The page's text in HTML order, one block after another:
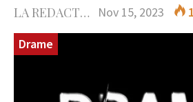
LA REDACTION Nov 15, 2023
Drame